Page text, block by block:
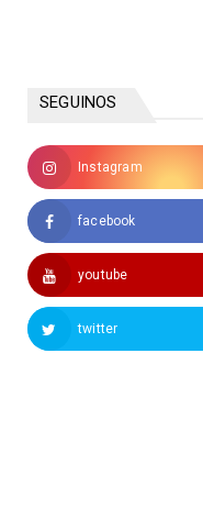
SEGUINOS
Instagram
facebook
youtube
twitter